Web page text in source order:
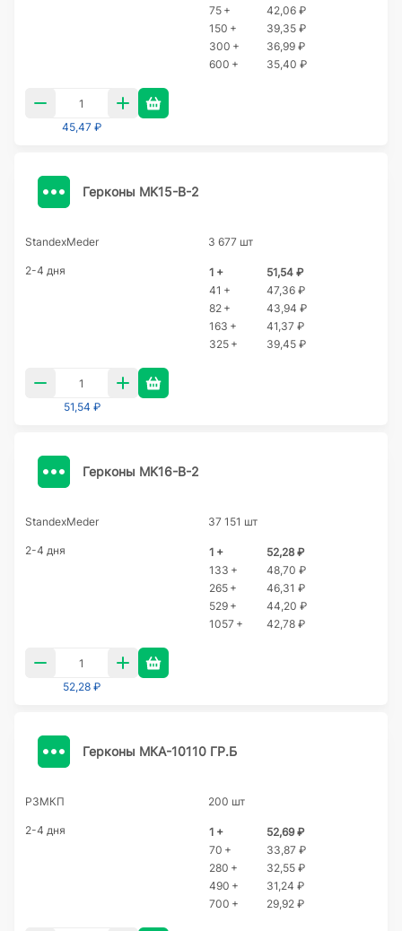
75 +
42,06 ₽
150 +
39,35 ₽
300 +
36,99 ₽
600 +
35,40 ₽
45,47 ₽
Герконы MK15-B-2
StandexMeder 3 677 шт
2-4 дня 1 +
51,54 ₽
41 +
47,36 ₽
82 +
43,94 ₽
163 +
41,37 ₽
325 +
39,45 ₽
51,54 ₽
Герконы MK16-B-2
StandexMeder 37 151 шт
2-4 дня 1 +
52,28 ₽
133 +
48,70 ₽
265 +
46,31 ₽
529 +
44,20 ₽
1057 +
42,78 ₽
52,28 ₽
Герконы МКА-10110 ГР.Б
РЗМКП 200 шт
2-4 дня 1 +
52,69 ₽
70 +
33,87 ₽
280 +
32,55 ₽
490 +
31,24 ₽
700 +
29,92 ₽